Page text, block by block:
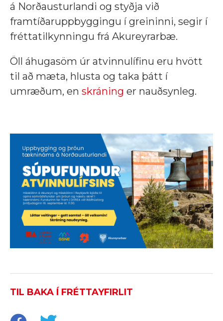
á Norðausturlandi og styðja við
framtíðaruppbyggingu í greininni, segir í
fréttatilkynningu frá Akureyrarbæ.
Öll áhugasöm úr atvinnulífinu eru hvött
til að mæta, hlusta og taka þátt í
umræðum, en skráning er nauðsynleg.
TIL BAKA Í FRÉTTAYFIRLIT